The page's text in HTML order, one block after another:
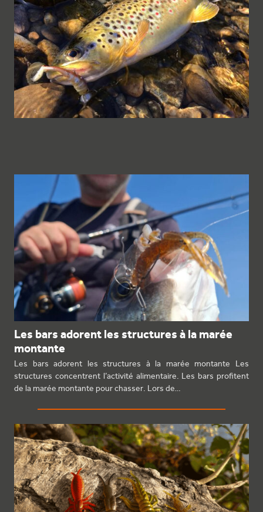
Les bars adorent les structures à la marée
montante
Les bars adorent les structures à la marée montante Les
structures concentrent l’activité alimentaire. Les bars profitent
de la marée montante pour chasser. Lors de…